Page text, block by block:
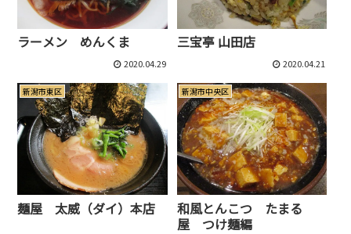
ラーメン めんくま
2020.04.29
三宝亭 山田店
2020.04.21
新潟市東区
麺屋 太威（ダイ）本店
新潟市中央区
和風とんこつ たまる
屋 つけ麺編